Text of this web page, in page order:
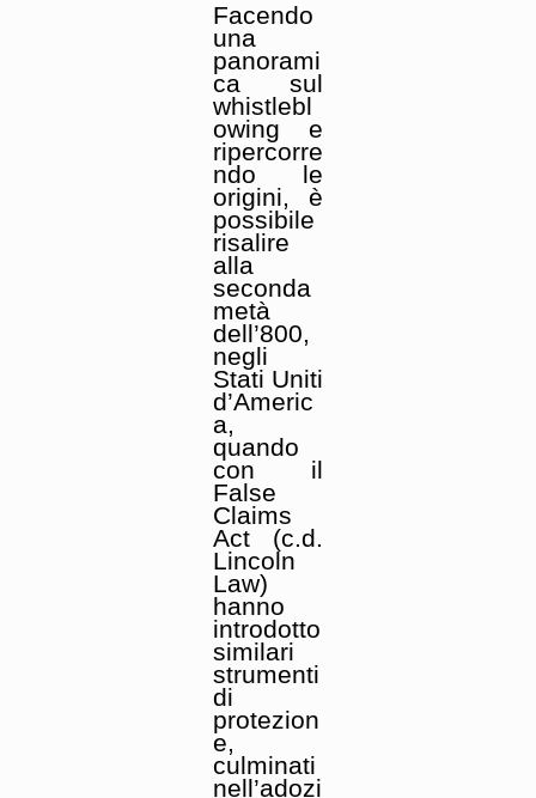
Facendo
una
panorami
ca sul
whistlebl
owing e
ripercorre
ndo le
origini, è
possibile
risalire
alla
seconda
metà
dell’800,
negli
Stati Uniti
d’Americ
a,
quando
con il
False
Claims
Act (c.d.
Lincoln
Law)
hanno
introdotto
similari
strumenti
di
protezion
e,
culminati
nell’adozi